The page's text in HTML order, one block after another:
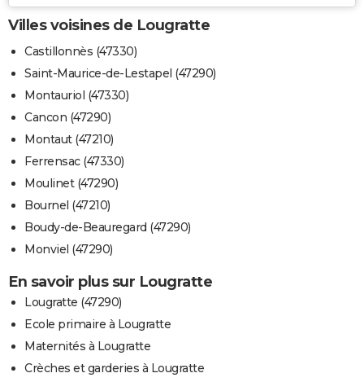
Villes voisines de Lougratte
Castillonnès (47330)
Saint-Maurice-de-Lestapel (47290)
Montauriol (47330)
Cancon (47290)
Montaut (47210)
Ferrensac (47330)
Moulinet (47290)
Bournel (47210)
Boudy-de-Beauregard (47290)
Monviel (47290)
En savoir plus sur Lougratte
Lougratte (47290)
Ecole primaire à Lougratte
Maternités à Lougratte
Crèches et garderies à Lougratte